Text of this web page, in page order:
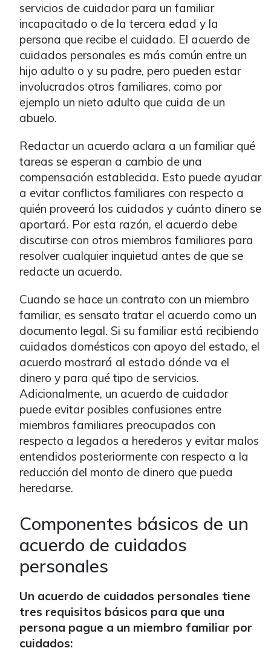
servicios de cuidador para un familiar
incapacitado o de la tercera edad y la
persona que recibe el cuidado. El acuerdo de
cuidados personales es más común entre un
hijo adulto o y su padre, pero pueden estar
involucrados otros familiares, como por
ejemplo un nieto adulto que cuida de un
abuelo.
Redactar un acuerdo aclara a un familiar qué
tareas se esperan a cambio de una
compensación establecida. Esto puede ayudar
a evitar conflictos familiares con respecto a
quién proveerá los cuidados y cuánto dinero se
aportará. Por esta razón, el acuerdo debe
discutirse con otros miembros familiares para
resolver cualquier inquietud antes de que se
redacte un acuerdo.
Cuando se hace un contrato con un miembro
familiar, es sensato tratar el acuerdo como un
documento legal. Si su familiar está recibiendo
cuidados domésticos con apoyo del estado, el
acuerdo mostrará al estado dónde va el
dinero y para qué tipo de servicios.
Adicionalmente, un acuerdo de cuidador
puede evitar posibles confusiones entre
miembros familiares preocupados con
respecto a legados a herederos y evitar malos
entendidos posteriormente con respecto a la
reducción del monto de dinero que pueda
heredarse.
Componentes básicos de un
acuerdo de cuidados
personales
Un acuerdo de cuidados personales tiene
tres requisitos básicos para que una
persona pague a un miembro familiar por
cuidados: